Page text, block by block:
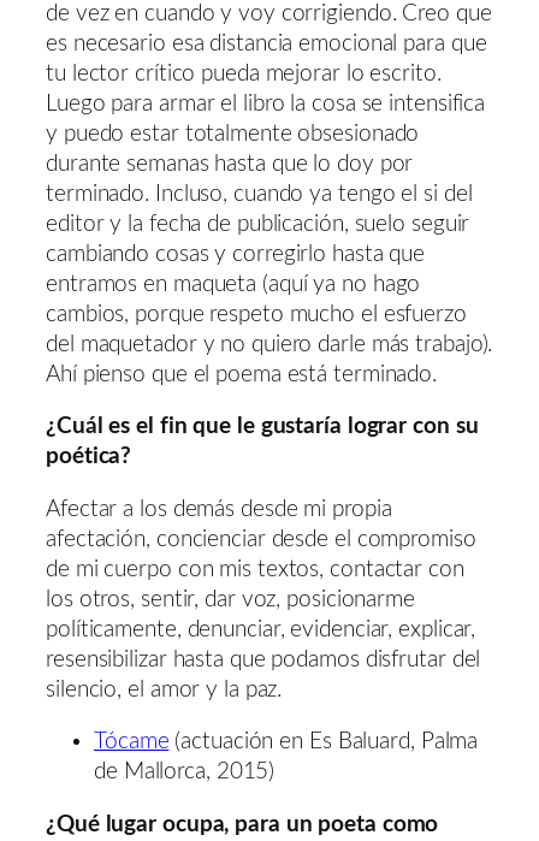
de vez en cuando y voy corrigiendo. Creo que
es necesario esa distancia emocional para que
tu lector crítico pueda mejorar lo escrito.
Luego para armar el libro la cosa se intensifica
y puedo estar totalmente obsesionado
durante semanas hasta que lo doy por
terminado. Incluso, cuando ya tengo el si del
editor y la fecha de publicación, suelo seguir
cambiando cosas y corregirlo hasta que
entramos en maqueta (aquí ya no hago
cambios, porque respeto mucho el esfuerzo
del maquetador y no quiero darle más trabajo).
Ahí pienso que el poema está terminado.
¿Cuál es el fin que le gustaría lograr con su
poética?
Afectar a los demás desde mi propia
afectación, concienciar desde el compromiso
de mi cuerpo con mis textos, contactar con
los otros, sentir, dar voz, posicionarme
políticamente, denunciar, evidenciar, explicar,
resensibilizar hasta que podamos disfrutar del
silencio, el amor y la paz.
Tócame (actuación en Es Baluard, Palma
de Mallorca, 2015)
¿Qué lugar ocupa, para un poeta como